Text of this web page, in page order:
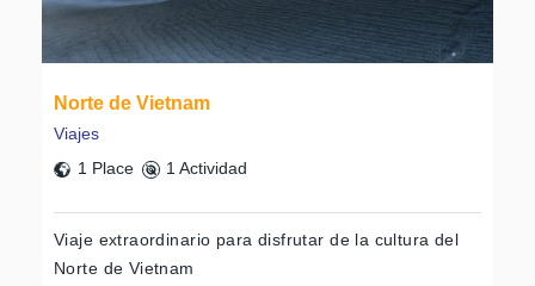
Norte de Vietnam
Viajes
1 Place
1 Actividad
Viaje extraordinario para disfrutar de la cultura del
Norte de Vietnam